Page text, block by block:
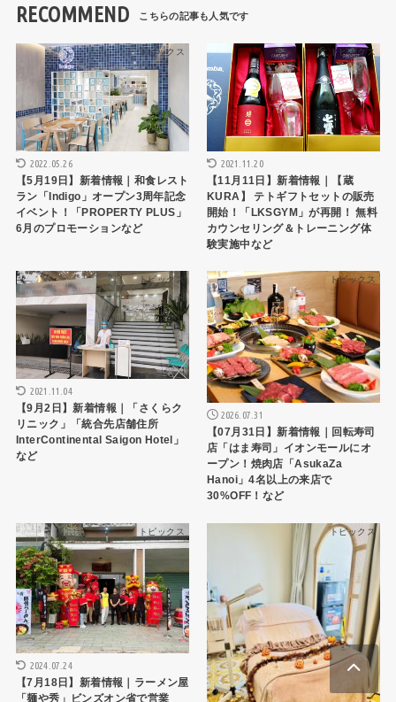
RECOMMEND
トピックス
2022.05.26
【5月19日】新着情報｜和食レスト
ラン「Indigo」オープン3周年記念
イベント！「PROPERTY PLUS」
6月のプロモーションなど
トピックス
2021.11.20
【11月11日】新着情報｜【蔵
KURA】 テトギフトセットの販売
開始！「LKSGYM」が再開！ 無料
カウンセリング＆トレーニング体
験実施中など
トピックス
2021.11.04
【9月2日】新着情報｜「さくらク
リニック」「統合先店舗住所
InterContinental Saigon Hotel」
など
トピックス
2026.07.31
【07月31日】新着情報｜回転寿司
店「はま寿司」イオンモールにオ
ープン！焼肉店「AsukaZa
Hanoi」4名以上の来店で
30%OFF！など
トピックス
2024.07.24
【7月18日】新着情報｜ラーメン屋
「麺や秀」ビンズオン省で営業
トピックス